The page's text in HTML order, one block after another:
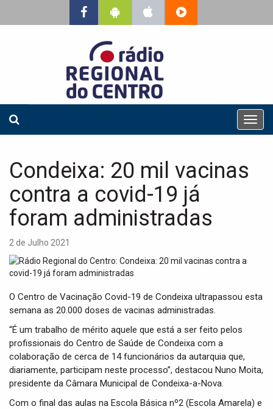
T
o
o
Condeixa: 20 mil vacinas
contra a covid-19 já
foram administradas
2 de Julho 2021
⁠O Centro de Vacinação Covid-19 de Condeixa ultrapassou esta
semana as 20.000 doses de vacinas administradas.
“É um trabalho de mérito aquele que está a ser feito pelos
profissionais do Centro de Saúde de Condeixa com a
colaboração de cerca de 14 funcionários da autarquia que,
diariamente, participam neste processo”, destacou Nuno Moita,
presidente da Câmara Municipal de Condeixa-a-Nova.
⁠Com o final das aulas na Escola Básica nº2 (Escola Amarela) e